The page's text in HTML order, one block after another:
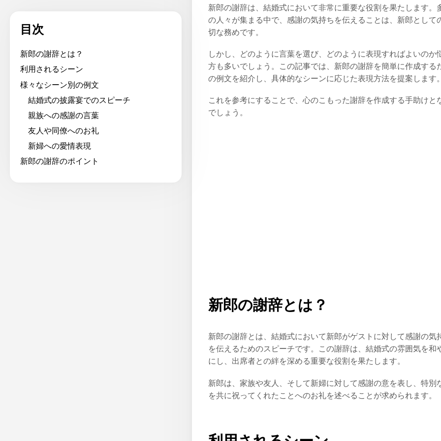
目次
新郎の謝辞とは？
利用されるシーン
様々なシーン別の例文
結婚式の披露宴でのスピーチ
親族への感謝の言葉
友人や同僚へのお礼
新婦への愛情表現
新郎の謝辞のポイント
新郎の謝辞は、結婚式において非常に重要な役割を果たします。
の人々が集まる中で、感謝の気持ちを伝えることは、新郎として
切な務めです。
しかし、どのように言葉を選び、どのように表現すればよいのか
方も多いでしょう。この記事では、新郎の謝辞を簡単に作成する
の例文を紹介し、具体的なシーンに応じた表現方法を提案します。
これを参考にすることで、心のこもった謝辞を作成する手助けと
でしょう。
新郎の謝辞とは？
新郎の謝辞とは、結婚式において新郎がゲストに対して感謝の気
を伝えるためのスピーチです。この謝辞は、結婚式の雰囲気を和
にし、出席者との絆を深める重要な役割を果たします。
新郎は、家族や友人、そして新婦に対して感謝の意を表し、特別
を共に祝ってくれたことへのお礼を述べることが求められます。